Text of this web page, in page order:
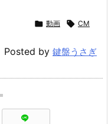
 動画  CM
Posted by 鍵盤うさぎ